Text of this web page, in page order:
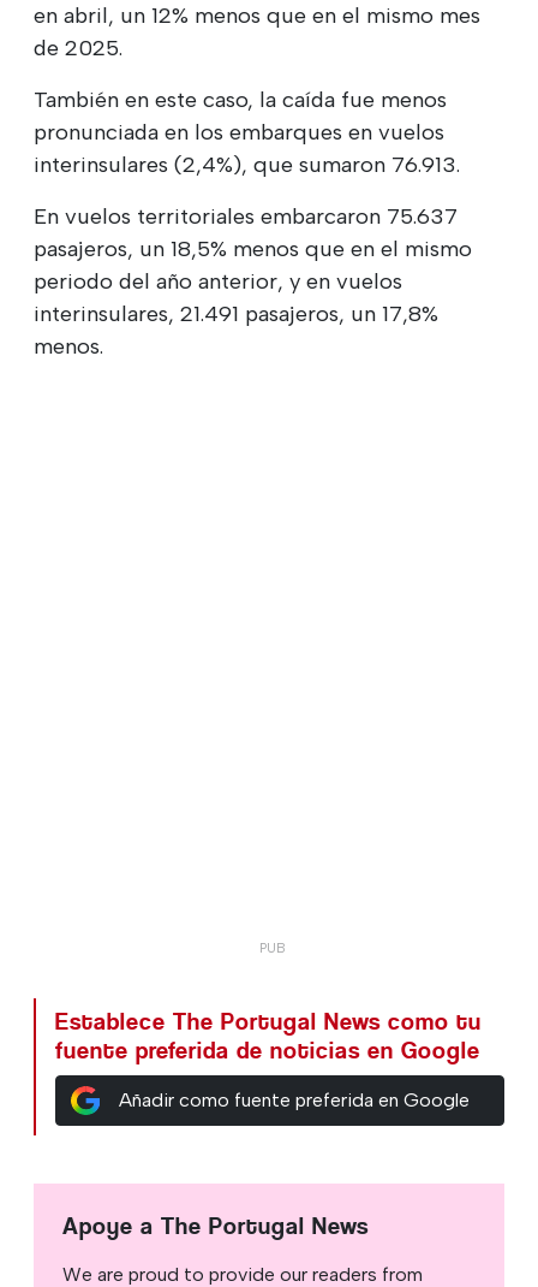
en abril, un 12% menos que en el mismo mes
de 2025.
También en este caso, la caída fue menos
pronunciada en los embarques en vuelos
interinsulares (2,4%), que sumaron 76.913.
En vuelos territoriales embarcaron 75.637
pasajeros, un 18,5% menos que en el mismo
periodo del año anterior, y en vuelos
interinsulares, 21.491 pasajeros, un 17,8%
menos.
Establece The Portugal News como tu
fuente preferida de noticias en Google
Añadir como fuente preferida en Google
Apoye a The Portugal News
We are proud to provide our readers from